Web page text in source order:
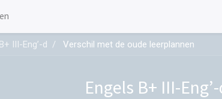
III-Eng’-d Verschil met de oude leerplannen
Engels B+ III-